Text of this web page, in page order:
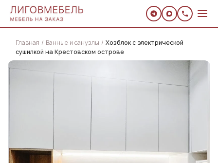
Главная Ванные и санузлы
Хозблок с электрической
сушилкой на Крестовском острове